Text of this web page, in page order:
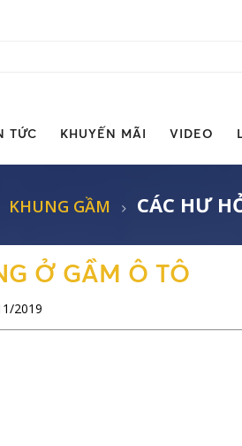
TỨC KHUYẾN MÃI VIDEO
KHUNG GẦM CÁC HƯ
Ở GẦM Ô TÔ
2019